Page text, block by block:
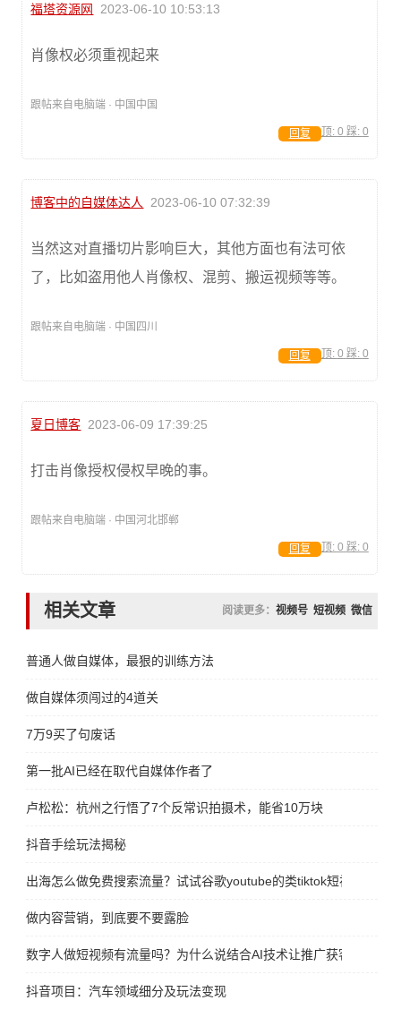
福塔资源网 2023-06-10 10:53:13
肖像权必须重视起来
跟帖来自电脑端 · 中国中国
顶: 0 踩: 0
回复
博客中的自媒体达人 2023-06-10 07:32:39
当然这对直播切片影响巨大，其他方面也有法可依
了，比如盗用他人肖像权、混剪、搬运视频等等。
跟帖来自电脑端 · 中国四川
顶: 0 踩: 0
回复
夏日博客 2023-06-09 17:39:25
打击肖像授权侵权早晚的事。
跟帖来自电脑端 · 中国河北邯郸
顶: 0 踩: 0
回复
相关文章 阅读更多： 视频号 短视频 微信
普通人做自媒体，最狠的训练方法
做自媒体须闯过的4道关
7万9买了句废话
第一批AI已经在取代自媒体作者了
卢松松：杭州之行悟了7个反常识拍摄术，能省10万块
抖音手绘玩法揭秘
出海怎么做免费搜索流量？试试谷歌youtube的类tiktok短视频平台
做内容营销，到底要不要露脸
数字人做短视频有流量吗？为什么说结合AI技术让推广获客转化更
抖音项目：汽车领域细分及玩法变现